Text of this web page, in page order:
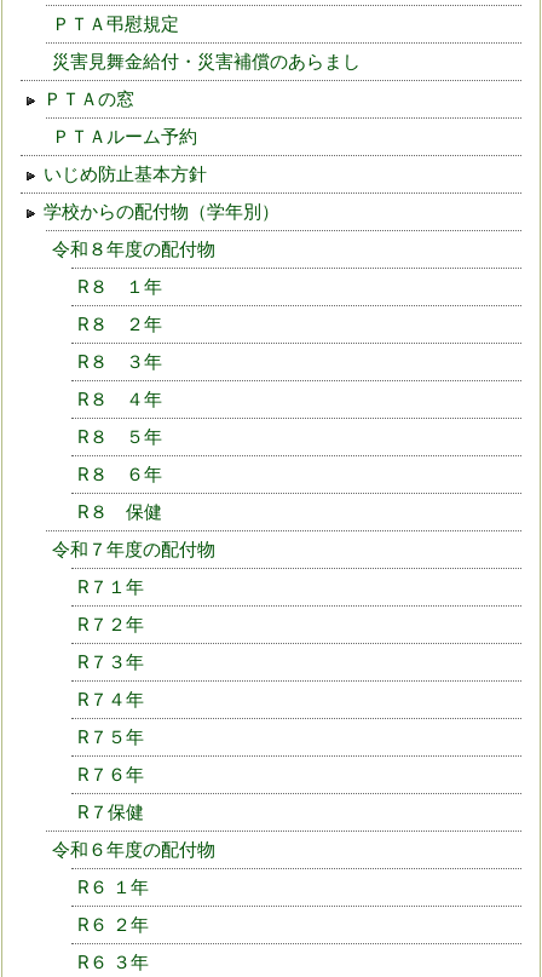
ＰＴＡ弔慰規定
災害見舞金給付・災害補償のあらまし
ＰＴＡの窓
ＰＴＡルーム予約
いじめ防止基本方針
学校からの配付物（学年別）
令和８年度の配付物
R８ １年
R８ ２年
R８ ３年
R８ ４年
R８ ５年
R８ ６年
R８ 保健
令和７年度の配付物
R７１年
R７２年
R７３年
R７４年
R７５年
R７６年
R７保健
令和６年度の配付物
R６ １年
R６ ２年
R６ ３年